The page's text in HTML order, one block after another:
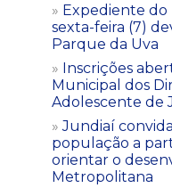
Expediente do
sexta-feira (7)
Parque da Uva
Inscrições
Municipal dos
Adolescente de
Jundiaí
população a
orientar o
Metropolitana